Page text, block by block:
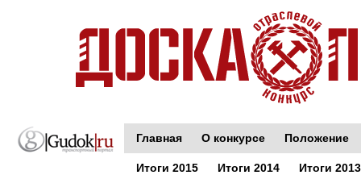
Главная О конкурсе Положение
Итоги 2015 Итоги 2014 Итоги 2013